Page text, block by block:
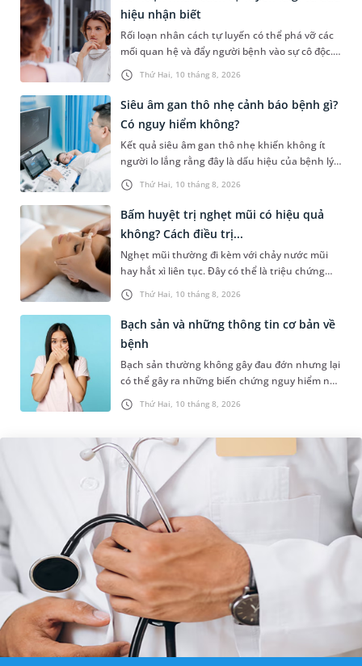
Thứ Hai, 10 tháng 8, 2026
hiệu nhận biết
Rối loạn nhân cách tự luyến có thể phá vỡ các
mối quan hệ và đẩy người bệnh vào sự cô độc.
Vậy tự luyến là gì, dấu hiệu nhận biết, nguyên
nhân và điều trị tì...
Thứ Hai, 10 tháng 8, 2026
Siêu âm gan thô nhẹ cảnh báo bệnh gì?
Có nguy hiểm không?
Kết quả siêu âm gan thô nhẹ khiến không ít
người lo lắng rằng đây là dấu hiệu của bệnh lý
nguy hiểm hay chỉ là thay đổi tạm thời của gan
và có thể hồi phục....
Thứ Hai, 10 tháng 8, 2026
Bấm huyệt trị nghẹt mũi có hiệu quả
không? Cách điều trị...
Nghẹt mũi thường đi kèm với chảy nước mũi
hay hắt xì liên tục. Đây có thể là triệu chứng
của một số bệnh lý như cảm cúm, viêm mũi
xoang,... Khi bị nghẹt mũi,...
Thứ Hai, 10 tháng 8, 2026
Bạch sản và những thông tin cơ bản về
bệnh
Bạch sản thường không gây đau đớn nhưng lại
có thể gây ra những biến chứng nguy hiểm nếu
không được phát hiện và điều trị sớm. Những
thông tin dưới đây sẽ gi...